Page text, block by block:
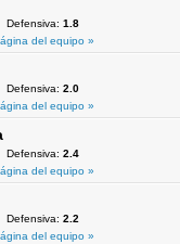
Defensiva: 1.8
del equipo »
Defensiva: 2.0
del equipo »
Defensiva: 2.4
del equipo »
Defensiva: 2.2
del equipo »